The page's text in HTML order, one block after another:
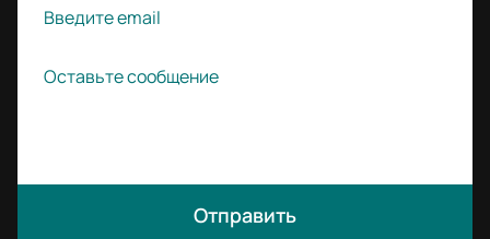
Отправить